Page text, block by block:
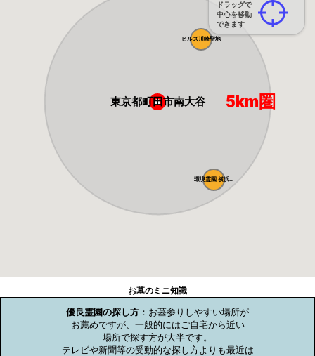
ドラッグで
中心を移動
できます
環境霊園 横浜...
ヒルズ川崎聖地
東京都町田市南大谷 5km圏
お墓のミニ知識
優良霊園の探し方 ：お墓参りしやすい場所が
お薦めですが、一般的にはご自宅から近い
場所で探す方が大半です。
テレビや新聞等の受動的な探し方よりも最近は